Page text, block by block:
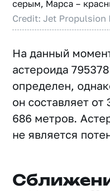
серым, Марса –
Credit: Jet Propulsion
На данный
астероида
определен,
он составляет
686 метров.
не является